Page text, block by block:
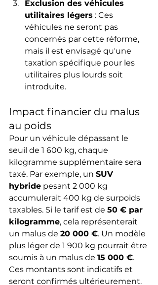
Exclusion des véhicules
utilitaires légers : Ces
véhicules ne seront pas
concernés par cette réforme,
mais il est envisagé qu'une
taxation spécifique pour les
utilitaires plus lourds soit
introduite.
Impact financier du malus
au poids
Pour un véhicule dépassant le
seuil de 1 600 kg, chaque
kilogramme supplémentaire sera
taxé. Par exemple, un SUV
hybride pesant 2 000 kg
accumulerait 400 kg de surpoids
taxables. Si le tarif est de 50 € par
kilogramme, cela représenterait
un malus de 20 000 €. Un modèle
plus léger de 1 900 kg pourrait être
soumis à un malus de 15 000 €.
Ces montants sont indicatifs et
seront confirmés ultérieurement.